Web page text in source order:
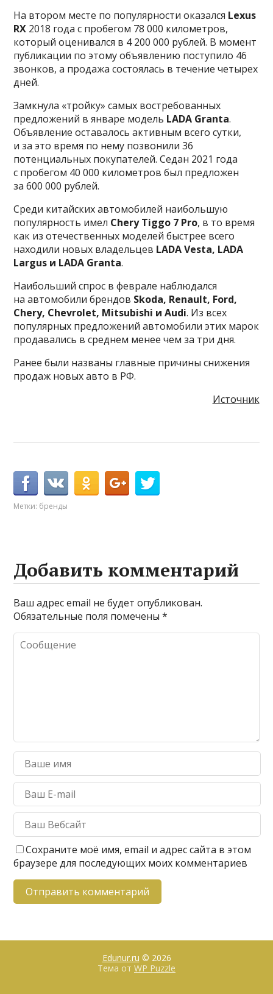
На втором месте по популярности оказался Lexus
RX 2018 года с пробегом 78 000 километров,
который оценивался в 4 200 000 рублей. В момент
публикации по этому объявлению поступило 46
звонков, а продажа состоялась в течение четырех
дней.
Замкнула «тройку» самых востребованных
предложений в январе модель LADA Granta.
Объявление оставалось активным всего сутки,
и за это время по нему позвонили 36
потенциальных покупателей. Седан 2021 года
с пробегом 40 000 километров был предложен
за 600 000 рублей.
Среди китайских автомобилей наибольшую
популярность имел Chery Tiggo 7 Pro, в то время
как из отечественных моделей быстрее всего
находили новых владельцев LADA Vesta, LADA
Largus и LADA Granta.
Наибольший спрос в феврале наблюдался
на автомобили брендов Skoda, Renault, Ford,
Chery, Chevrolet, Mitsubishi и Audi. Из всех
популярных предложений автомобили этих марок
продавались в среднем менее чем за три дня.
Ранее были названы главные причины снижения
продаж новых авто в РФ.
Источник
Метки: бренды
Добавить комментарий
Ваш адрес email не будет опубликован.
Обязательные поля помечены*
Сохраните моё имя, email и адрес сайта в этом
браузере для последующих моих комментариев
Edunur.ru © 2026
Тема от WP Puzzle